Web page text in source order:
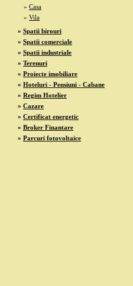
» Casa
» Vila
» Spatii birouri
» Spatii comerciale
» Spatii industriale
» Terenuri
» Proiecte imobiliare
» Hoteluri - Pensiuni - Cabane
» Regim Hotelier
» Cazare
» Certificat energetic
» Broker Finantare
» Parcuri fotovoltaice